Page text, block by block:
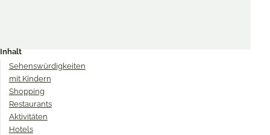
Twitter
Inhalt
Sehenswürdigkeiten
mit Kindern
Shopping
Restaurants
Aktivitäten
Hotels